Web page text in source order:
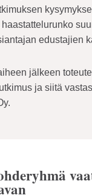
edustajien
jälkeen
ja siitä